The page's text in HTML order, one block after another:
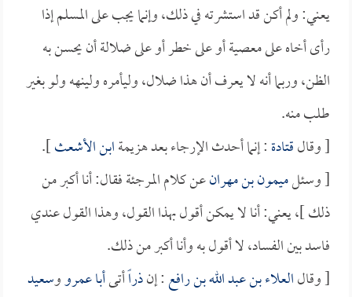
يعني: ولم أكن قد استشرته في ذلك، وإنما يجب على المسلم إذا
رأى أخاه على معصية أو على خطر أو على ضلالة أن يحسن به
الظن، وربما أنه لا يعرف أن هذا ضلال، وليأمره ولينهه ولو بغير
طلب منه.
[ وقالقتادة: إنما أحدث الإرجاء بعد هزيمةابن الأشعث].
[ وسئلميمون بن مهرانعن كلام المرجئة فقال: أنا أكبر من
ذلك ]، يعني: أنا لا يمكن أقول بهذا القول، وهذا القول عندي
فاسد بين الفساد، لا أقول به وأنا أكبر من ذلك.
[ وقالالعلاء بن عبد الله بن رافع: إنذراًأتىأبا عمرووسعيد